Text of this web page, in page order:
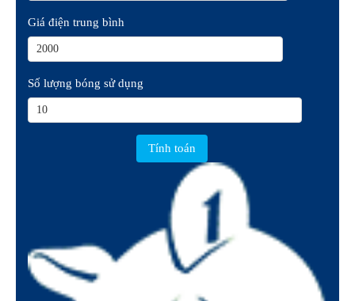
Giá điện trung bình
Số lượng bóng sử dụng